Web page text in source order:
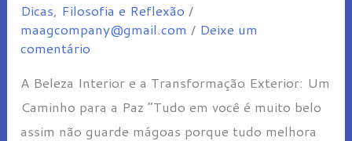
Dicas, Filosofia e Reflexão /
maagcompany@gmail.com / Deixe um
comentário
A Beleza Interior e a Transformação Exterior: Um
Caminho para a Paz “Tudo em você é muito belo
assim não guarde mágoas porque tudo melhora
Interior
e